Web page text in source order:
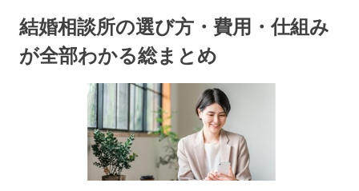
結婚相談所の選び方・費用・仕組み
が全部わかる総まとめ